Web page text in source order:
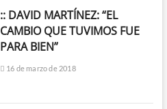
:: DAVID MARTÍNEZ: “EL
CAMBIO QUE TUVIMOS FUE
PARA BIEN”
16 de marzo de 2018